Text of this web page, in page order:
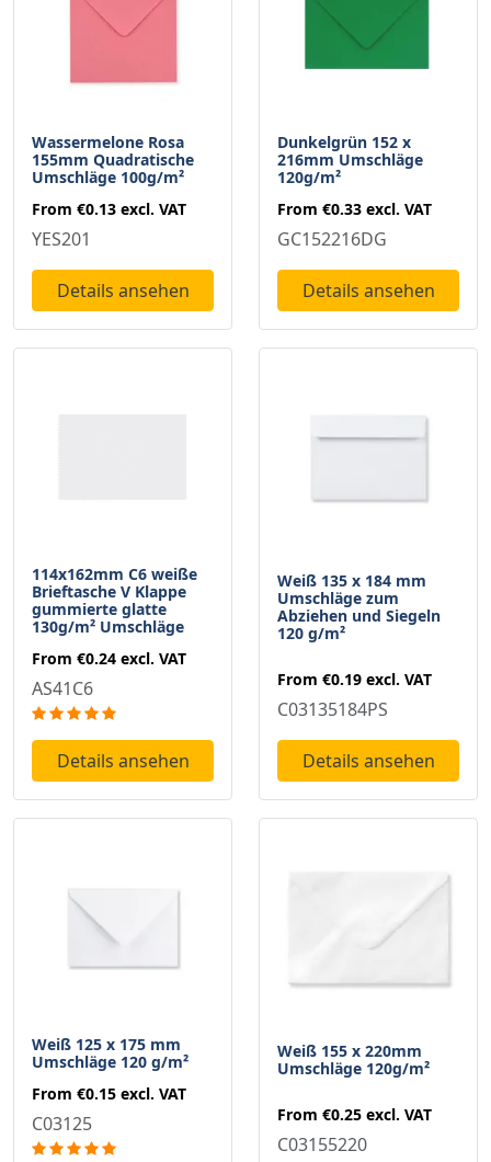
Wassermelone Rosa
155mm Quadratische
Umschläge 100g/m²
From €0.13 excl. VAT
YES201
Details ansehen
Dunkelgrün 152 x
216mm Umschläge
120g/m²
From €0.33 excl. VAT
GC152216DG
Details ansehen
114x162mm C6 weiße
Brieftasche V Klappe
gummierte glatte
130g/m² Umschläge
From €0.24 excl. VAT
AS41C6
Details ansehen
Weiß 135 x 184 mm
Umschläge zum
Abziehen und Siegeln
120 g/m²
From €0.19 excl. VAT
C03135184PS
Details ansehen
Weiß 125 x 175 mm
Umschläge 120 g/m²
From €0.15 excl. VAT
C03125
Weiß 155 x 220mm
Umschläge 120g/m²
From €0.25 excl. VAT
C03155220